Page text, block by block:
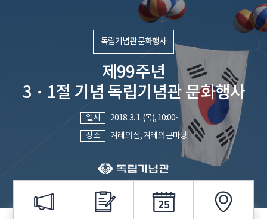
독립기념관 문화행사
제99주년
3・1절 기념 독립기념관 문화행사
일시
2018. 3. 1. (목), 10:00~
장소
겨레의 집, 겨레의 큰마당